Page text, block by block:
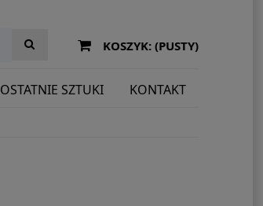
KOSZYK: (PUSTY)
OSTATNIE SZTUKI KONTAKT